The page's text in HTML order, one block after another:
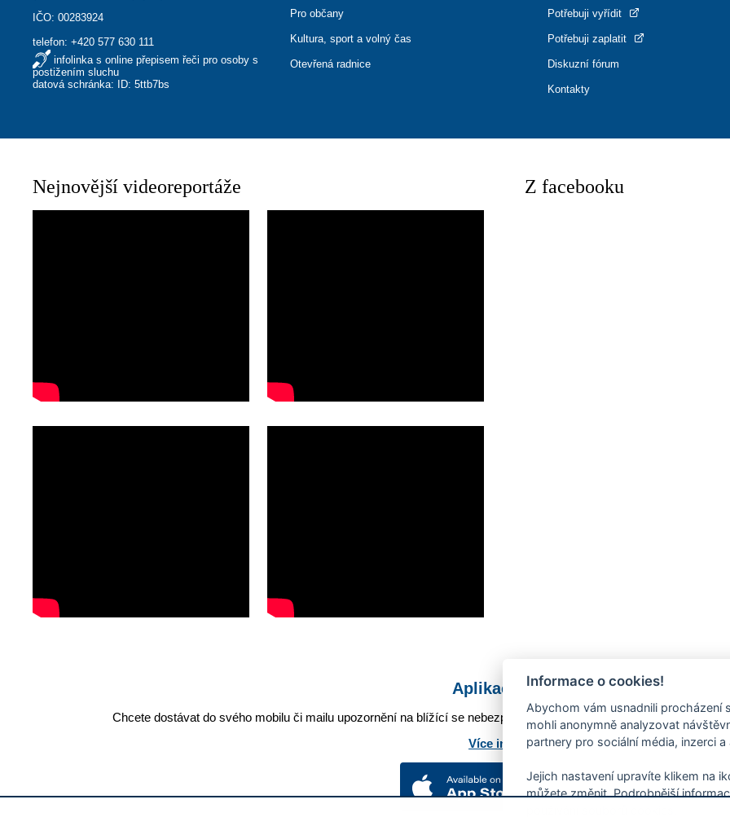
IČO: 00283924
telefon:+420 577 630 111
infolinka s online přepisem řeči pro osoby s
postižením sluchu
datová schránka: ID: 5ttb7bs
Pro občany
Kultura, sport a volný čas
Otevřená radnice
Potřebuji vyřídit
Potřebuji zaplatit
Diskuzní fórum
Kontakty
Nejnovější videoreportáže Z facebooku
Aplikace Mobilní rozhlas
Chcete dostávat do svého mobilu či mailu upozornění na blížící se nebezpečí, odstávky, poruchy a výpadky
Více informací o aplikaci
Informace o cookies!
Abychom vám usnadnili procházení
mohli anonymně analyzovat
partnery pro sociální média, inzerci a
Jejich nastavení upravíte klikem na
můžete změnit. Podrobnější